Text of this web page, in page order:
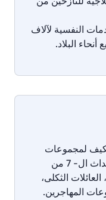
النفسية لآلاف
أنحاء البلاد.
لمجموعات
ال- 7
من
العائلات الثكلى،
المهاجرين.